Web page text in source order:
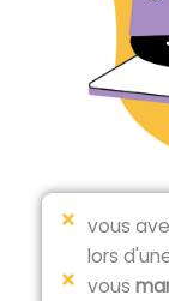
vous
lors
vous